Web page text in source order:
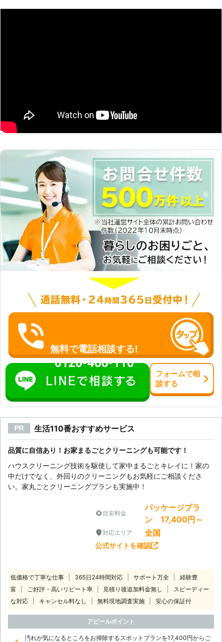
無料で電話相談する!
0120-466-110
フォームで相
談する
PR 生活110番おすすめサービス
品質に自信あり！お家まるごとクリーニングも可能です！
ハウスクリーニング技術を駆使して家中まるごとキレイに！家の
中だけでなく、外回りのクリーニングもお気軽にご相談くださ
い。家丸ごとクリーニングプランも実施中！
目安料金
パッケージプラ
ン 17,400円～
対応エリア 全国
公式サイトを確認
低価格で丁寧な仕事 365日24時間対応 サポート万全
経験豊
富
ご好評・高いリピート率 見積り後追加料金無し
スピーディー
な対応
キャンセル料なし 無料現地調査実施 安心の保証付
アピールポイント
汚れが気になるところをお掃除するスポットプランを17,400円からご